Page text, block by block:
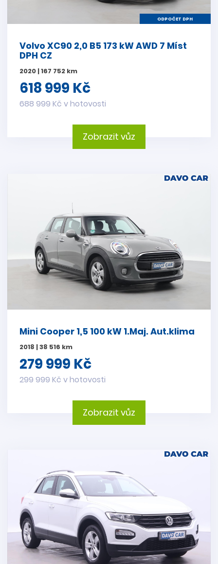
ODPOČET DPH
Volvo XC90 2,0 B5 173 kW AWD 7 Míst
DPH CZ
2020 | 167 752 km
618 999 Kč
688 999 Kč v hotovosti
Zobrazit vůz
Mini Cooper 1,5 100 kW 1.Maj. Aut.klima
2018 | 38 516 km
279 999 Kč
299 999 Kč v hotovosti
Zobrazit vůz